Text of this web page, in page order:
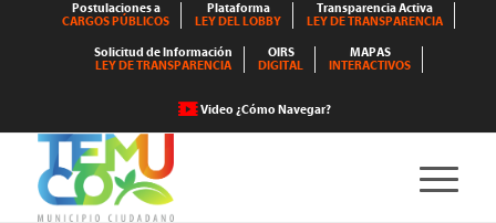
Postulaciones a
CARGOS PÚBLICOS
Plataforma
LEY DEL LOBBY
Transparencia Activa
LEY DE TRANSPARENCIA
Solicitud de Información
LEY DE TRANSPARENCIA
OIRS
DIGITAL
MAPAS
INTERACTIVOS
Video ¿Cómo Navegar?